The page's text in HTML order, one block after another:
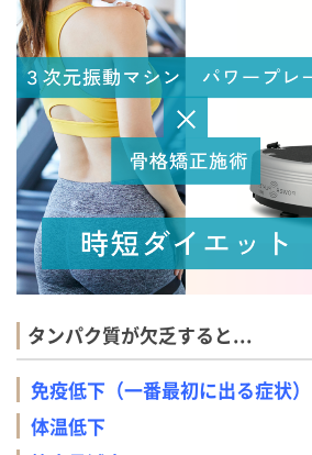
タンパク質が欠乏すると...
免疫低下（一番最初に出る症状）
体温低下